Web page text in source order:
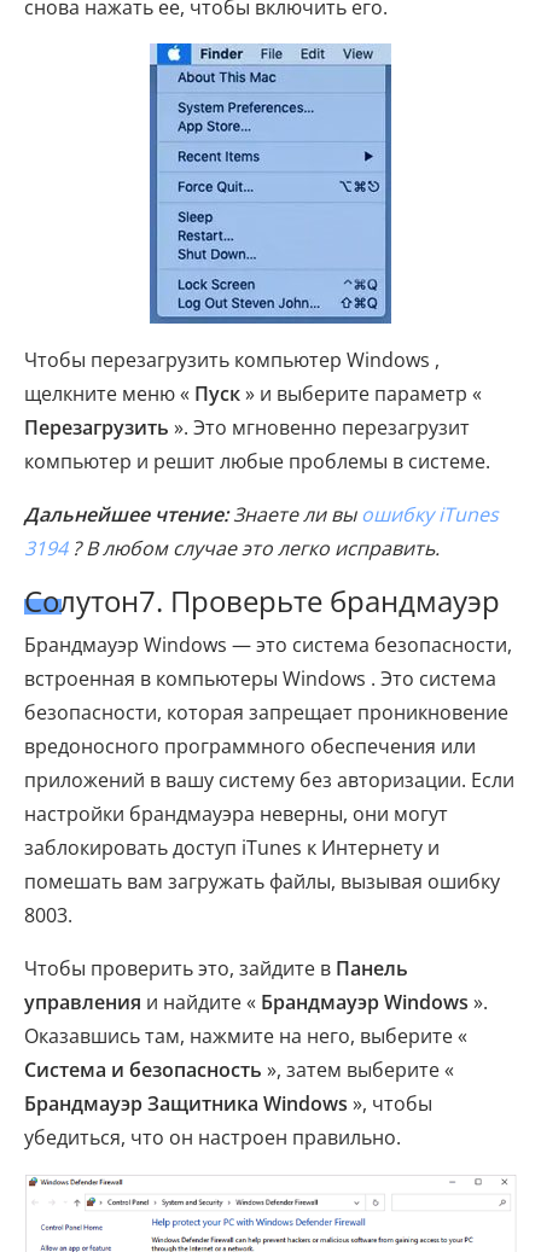
снова нажать ее, чтобы включить его.
Чтобы перезагрузить компьютер Windows ,
щелкните меню « Пуск» и выберите параметр «
Перезагрузить ». Это мгновенно перезагрузит
компьютер и решит любые проблемы в системе.
Дальнейшее чтение:Знаете ли выошибку iTunes
3194? В любом случае это легко исправить.
Солутон7. Проверьте брандмауэр
Брандмауэр Windows — это система безопасности,
встроенная в компьютеры Windows . Это система
безопасности, которая запрещает проникновение
вредоносного программного обеспечения или
приложений в вашу систему без авторизации. Если
настройки брандмауэра неверны, они могут
заблокировать доступ iTunes к Интернету и
помешать вам загружать файлы, вызывая ошибку
8003.
Чтобы проверить это, зайдите в Панель
управления и найдите « Брандмауэр Windows ».
Оказавшись там, нажмите на него, выберите «
Система и безопасность », затем выберите «
Брандмауэр Защитника Windows », чтобы
убедиться, что он настроен правильно.